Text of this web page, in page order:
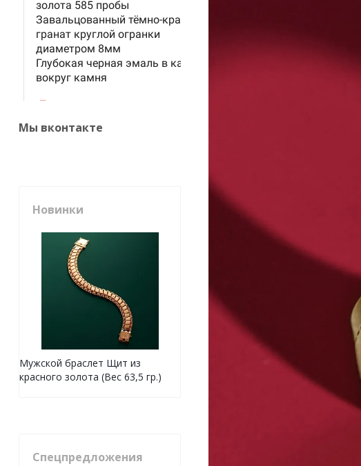
Мы вконтакте
Новинки
Мужской браслет Щит из
красного золота (Вес 63,5 гр.)
Спецпредложения